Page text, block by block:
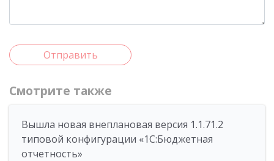
Отправить
Смотрите также
Вышла новая внеплановая версия 1.1.71.2
типовой конфигурации «1C:Бюджетная
отчетность»